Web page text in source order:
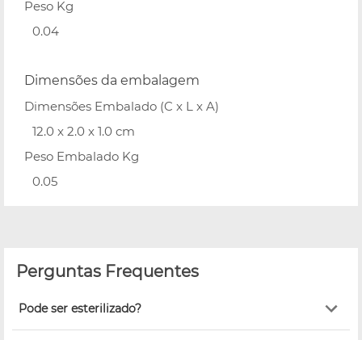
Peso Kg
0.04
Dimensões da embalagem
Dimensões Embalado (C x L x A)
12.0 x 2.0 x 1.0 cm
Peso Embalado Kg
0.05
Perguntas Frequentes
Pode ser esterilizado?